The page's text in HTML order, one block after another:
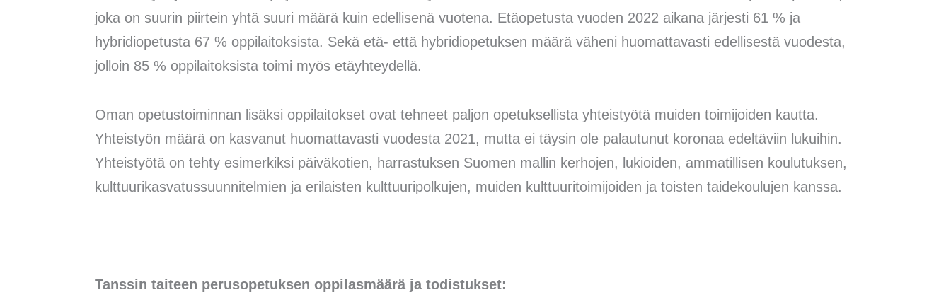
joka on suurin piirtein yhtä suuri määrä kuin edellisenä vuotena. Etäopetusta vuoden 2022 aikana järjesti 61 % ja
hybridiopetusta 67 % oppilaitoksista. Sekä etä- että hybridiopetuksen määrä väheni huomattavasti edellisestä vuodesta,
jolloin 85 % oppilaitoksista toimi myös etäyhteydellä.
Oman opetustoiminnan lisäksi oppilaitokset ovat tehneet paljon opetuksellista yhteistyötä muiden toimijoiden kautta.
Yhteistyön määrä on kasvanut huomattavasti vuodesta 2021, mutta ei täysin ole palautunut koronaa edeltäviin lukuihin.
Yhteistyötä on tehty esimerkiksi päiväkotien, harrastuksen Suomen mallin kerhojen, lukioiden, ammatillisen koulutuksen,
kulttuurikasvatussuunnitelmien ja erilaisten kulttuuripolkujen, muiden kulttuuritoimijoiden ja toisten taidekoulujen kanssa.
Tanssin taiteen perusopetuksen oppilasmäärä ja todistukset: